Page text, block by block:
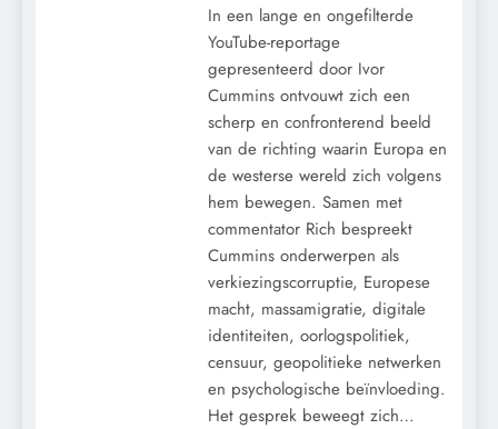
In een lange en ongefilterde
YouTube-reportage
gepresenteerd door Ivor
Cummins ontvouwt zich een
scherp en confronterend beeld
van de richting waarin Europa en
de westerse wereld zich volgens
hem bewegen. Samen met
commentator Rich bespreekt
Cummins onderwerpen als
verkiezingscorruptie, Europese
macht, massamigratie, digitale
identiteiten, oorlogspolitiek,
censuur, geopolitieke netwerken
en psychologische beïnvloeding.
Het gesprek beweegt zich…